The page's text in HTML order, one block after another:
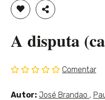
ADICIONAR À LISTA DE
PARTILHAR
A disputa
classificação
Comentar
Autor: Ver
José Brandao , Ver